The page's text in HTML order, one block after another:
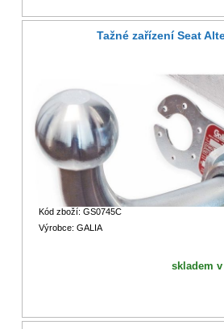
Tažné zařízení Seat
Kód zboží: GS0745C
Výrobce: GALIA
skladem